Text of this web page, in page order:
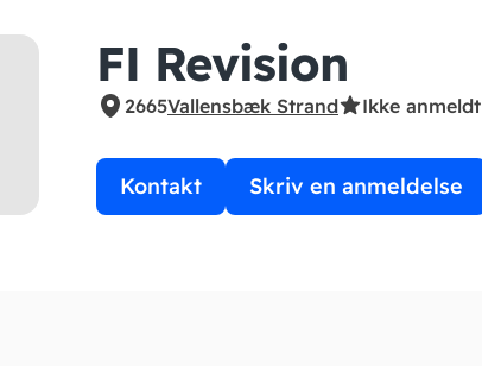
FI Revision
2665Vallensbæk Strand Ikke anmeldt
Kontakt Skriv en anmeldelse